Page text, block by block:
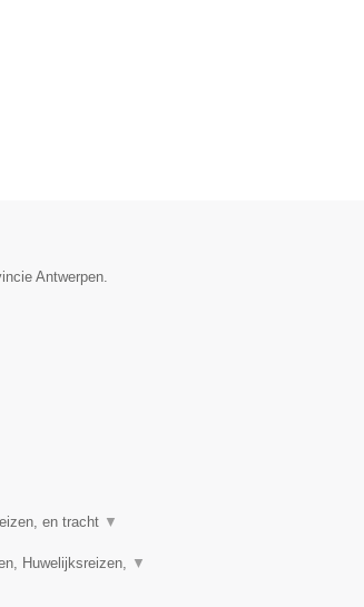
Antwerpen.
en tracht ▼
Huwelijksreizen, ▼